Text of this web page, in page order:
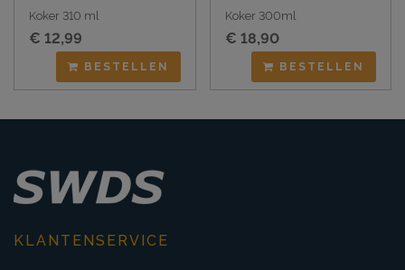
Koker 310 ml
€ 12,99
BESTELLEN
Koker 300ml
€ 18,90
BESTELLEN
KLANTENSERVICE